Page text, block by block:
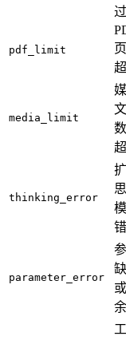
pdf_limit
media_limit
thinking_error
parameter_error
余